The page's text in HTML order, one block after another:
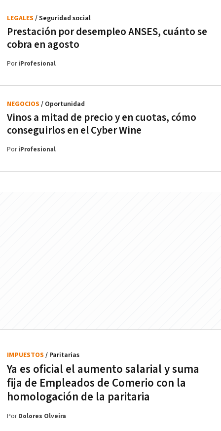
Prestación por desempleo ANSES, cuánto se
cobra en agosto
LEGALES / Seguridad social
PoriProfesional
Vinos a mitad de precio y en cuotas, cómo
conseguirlos en el Cyber Wine
NEGOCIOS / Oportunidad
PoriProfesional
Ya es oficial el aumento salarial y suma
fija de Empleados de Comerio con la
homologación de la paritaria
IMPUESTOS / Paritarias
PorDolores Olveira